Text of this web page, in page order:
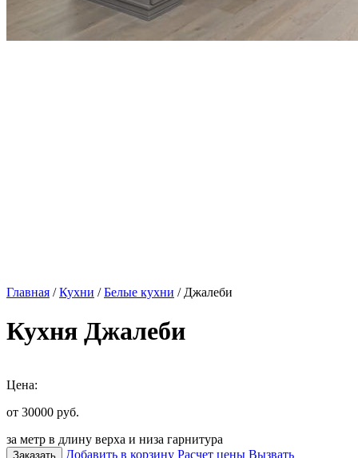
Главная /Кухни /Белые кухни / Джалеби
Кухня Джалеби
Цена:
от 30000 руб.
за метр в длину верха и низа гарнитура
Заказать Добавить в корзину Расчет цены Вызвать